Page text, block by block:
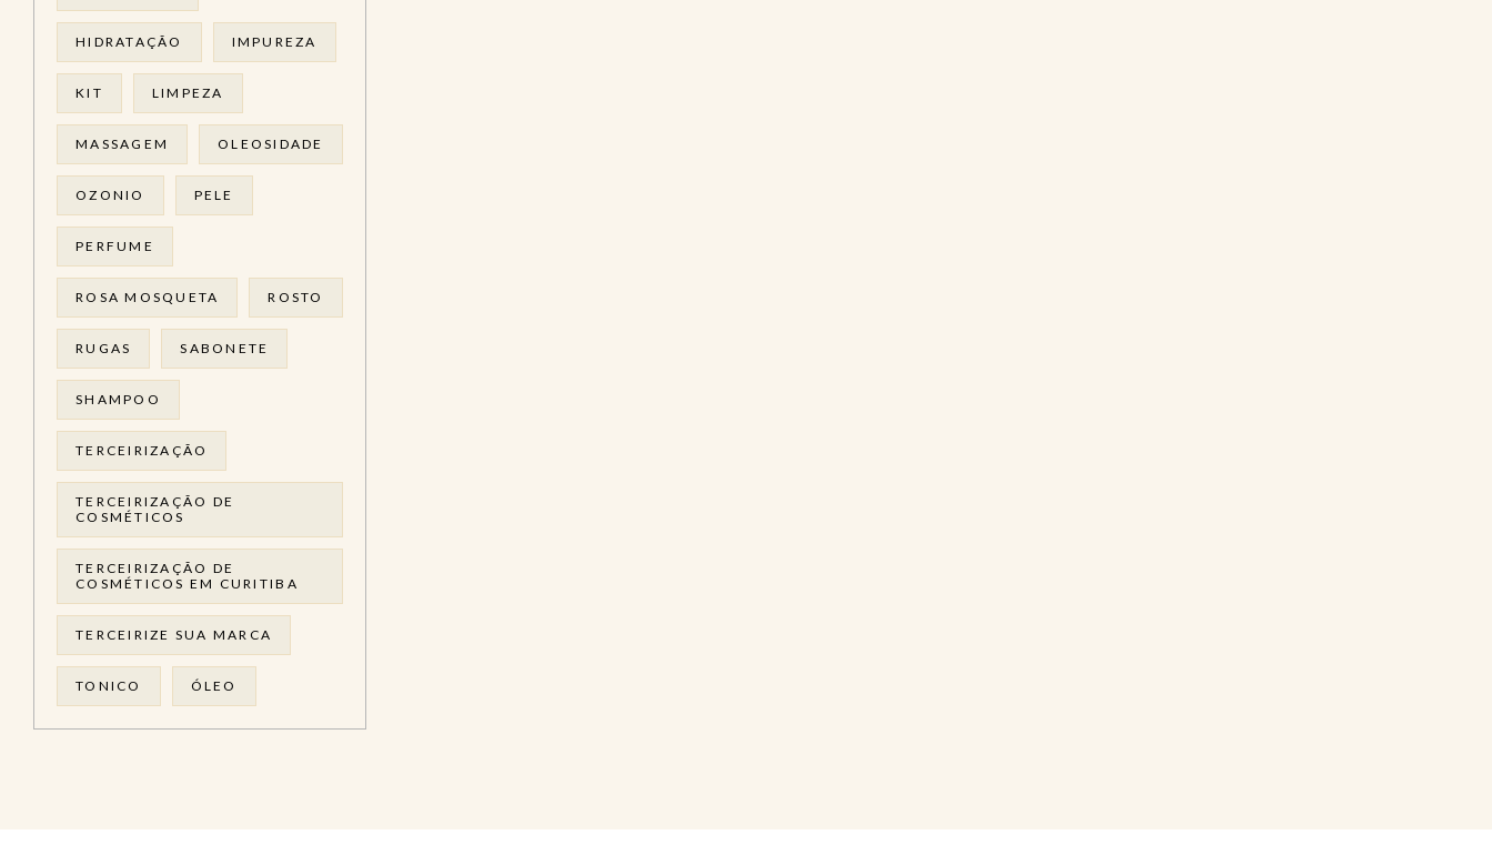
HIDRATAÇÃO IMPUREZA
KIT LIMPEZA
MASSAGEM OLEOSIDADE
OZONIO PELE
PERFUME
ROSA MOSQUETA ROSTO
RUGAS SABONETE
SHAMPOO
TERCEIRIZAÇÃO
TERCEIRIZAÇÃO DE
COSMÉTICOS
TERCEIRIZAÇÃO DE
COSMÉTICOS EM CURITIBA
TERCEIRIZE SUA MARCA
TONICO ÓLEO